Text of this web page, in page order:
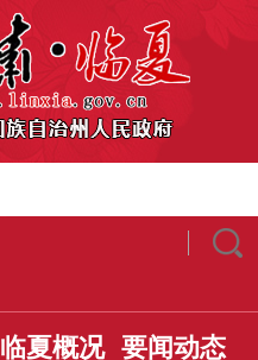
临夏概况 要闻动态